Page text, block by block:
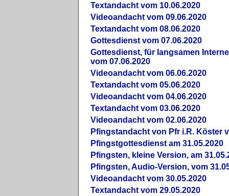
Textandacht vom 10.06.2020
Videoandacht vom 09.06.2020
Textandacht vom 08.06.2020
Gottesdienst vom 07.06.2020
Gottesdienst, für langsamen
vom 07.06.2020
Videoandacht vom 06.06.2020
Textandacht vom 05.06.2020
Videoandacht vom 04.06.2020
Textandacht vom 03.06.2020
Videoandacht vom 02.06.2020
Pfingstandacht von Pfr i.R. Köster
Pfingstgottesdienst am 31.05.2020
Pfingsten, kleine Version, am
Pfingsten, Audio-Version, vom
Videoandacht vom 30.05.2020
Textandacht vom 29.05.2020